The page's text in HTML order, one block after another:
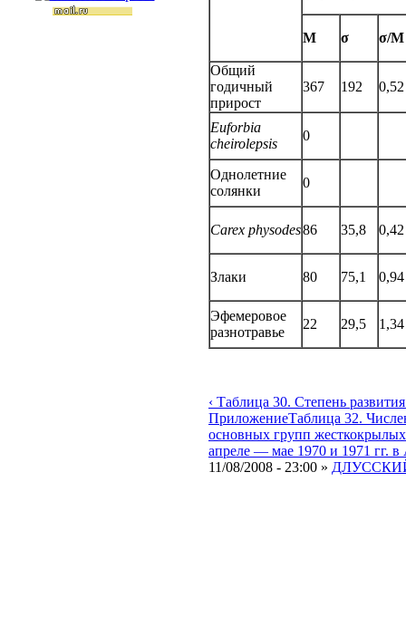
M σ σ/M
Общий
годичный
прирост
367 192 0,52
Euforbia
cheirolepsis
0
Однолетние
солянки
0
Carex physodes86 35,8 0,42
Злаки 80 75,1 0,94
Эфемеровое
разнотравье
22 29,5 1,34
‹ Таблица 30. Степень
ПриложениеТаблица 32.
основных групп жесткокрылых
апреле — мае 1970 и 1971 гг.
11/08/2008 - 23:00 »